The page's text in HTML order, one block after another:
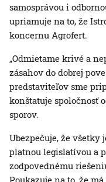
samosprávou i
upriamuje na to, že
koncernu Agrofert.
„Odmietame krivé a
zásahov do dobrej
predstaviteľov sme
konštatuje spoločnosť
sporov.
Ubezpečuje, že všetky
platnou legislatívou a
zodpovednému